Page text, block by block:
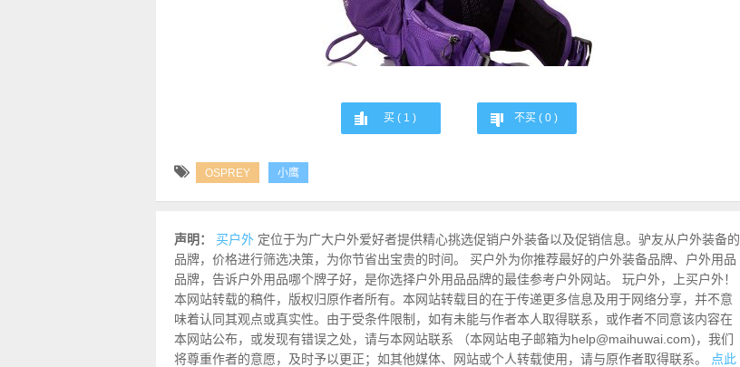
买 ( 1 ) 不买 ( 0 )
OSPREY 小鹰
声明： 买户外 定位于为广大户外爱好者提供精心挑选促销户外装备以及促销信息。驴友从户外装备的
品牌，价格进行筛选决策，为你节省出宝贵的时间。 买户外为你推荐最好的户外装备品牌、户外用品
品牌，告诉户外用品哪个牌子好，是你选择户外用品品牌的最佳参考户外网站。 玩户外，上买户外！
本网站转载的稿件，版权归原作者所有。本网站转载目的在于传递更多信息及用于网络分享，并不意
味着认同其观点或真实性。由于受条件限制，如有未能与作者本人取得联系，或作者不同意该内容在
本网站公布，或发现有错误之处，请与本网站联系 （本网站电子邮箱为help@maihuwai.com)，我们
将尊重作者的意愿，及时予以更正；如其他媒体、网站或个人转载使用，请与原作者取得联系。
点此